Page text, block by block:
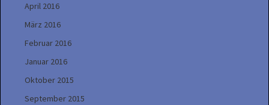
April 2016
März 2016
Februar 2016
Januar 2016
Oktober 2015
September 2015